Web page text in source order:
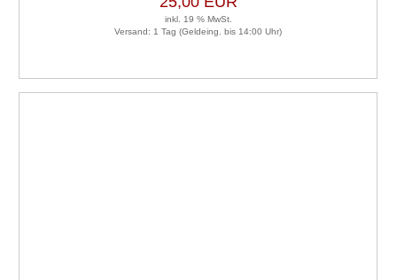
inkl. 19 % MwSt.
Versand: 1 Tag (Geldeing. bis 14:00 Uhr)